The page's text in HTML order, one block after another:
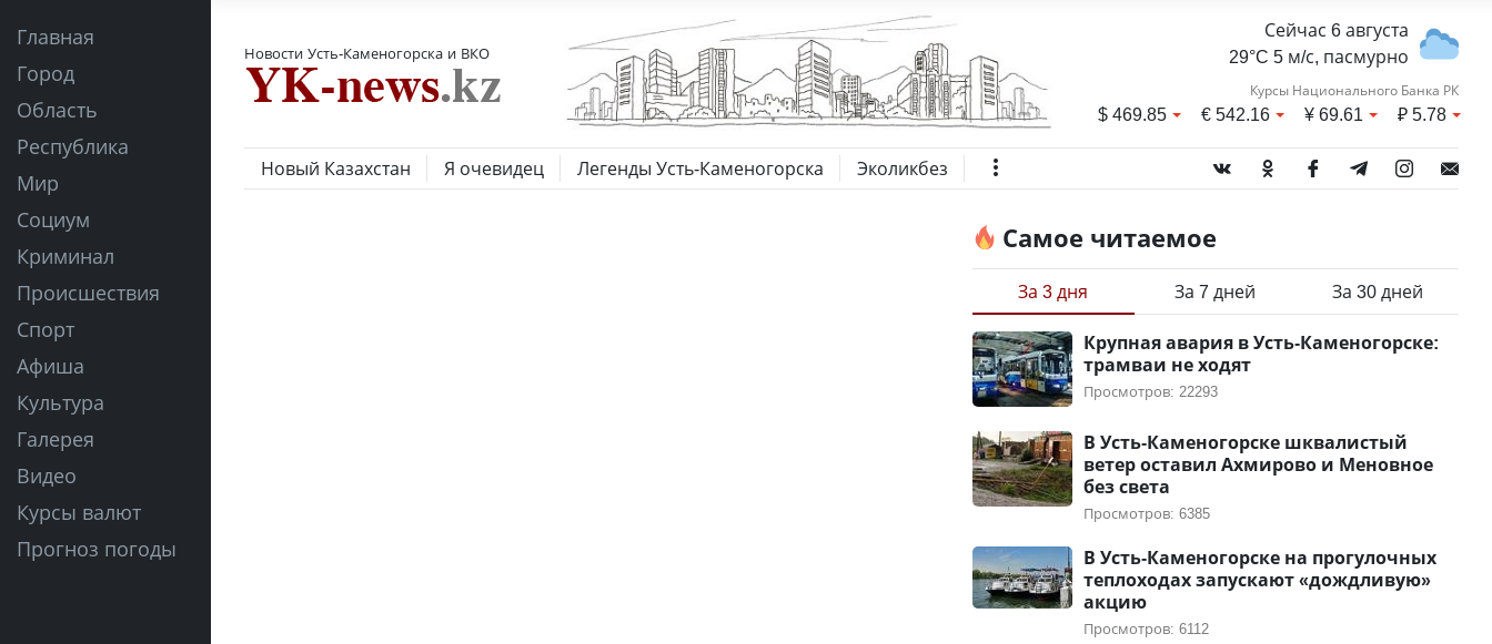
Главная
Город
Область
Республика
Мир
Социум
Криминал
Происшествия
Спорт
Афиша
Культура
Галерея
Видео
Курсы валют
Прогноз погоды
Новости Усть-Каменогорска и ВКО
Сейчас 6 августа
29°C 5 м/с, пасмурно
Курсы Национального Банка РК
$469.85 €542.16 ¥69.61 ₽5.78
Новый Казахстан Я очевидец Легенды Усть-Каменогорска Эколикбез
Самое читаемое
За 3 дня За 7 дней За 30 дней
Крупная авария в Усть-Каменогорске:
трамваи не ходят
Просмотров: 22293
В Усть-Каменогорске шквалистый
ветер оставил Ахмирово и Меновное
без света
Просмотров: 6385
В Усть-Каменогорске на прогулочных
теплоходах запускают «дождливую»
акцию
Просмотров: 6112